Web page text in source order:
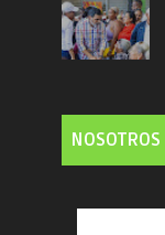
NOSOTROS